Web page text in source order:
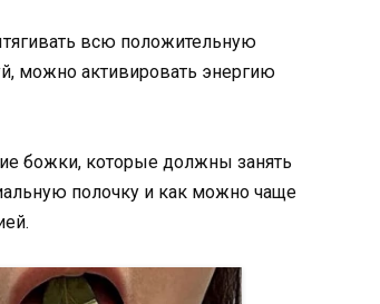
всю положительную
можно активировать энергию
божки, которые должны занять
полочку и как можно чаще